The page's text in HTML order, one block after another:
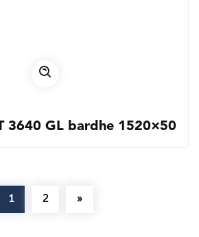
3640 GL bardhe 1520×50
1 2 »